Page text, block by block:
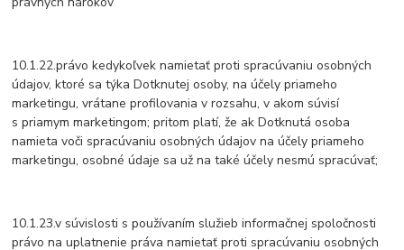
10.1.22.právo kedykoľvek namietať proti spracúvaniu osobných
údajov, ktoré sa týka Dotknutej osoby, na účely priameho
marketingu, vrátane profilovania v rozsahu, v akom súvisí
s priamym marketingom; pritom platí, že ak Dotknutá osoba
namieta voči spracúvaniu osobných údajov na účely priameho
marketingu, osobné údaje sa už na také účely nesmú spracúvať;
10.1.23.v súvislosti s používaním služieb informačnej spoločnosti
právo na uplatnenie práva namietať proti spracúvaniu osobných